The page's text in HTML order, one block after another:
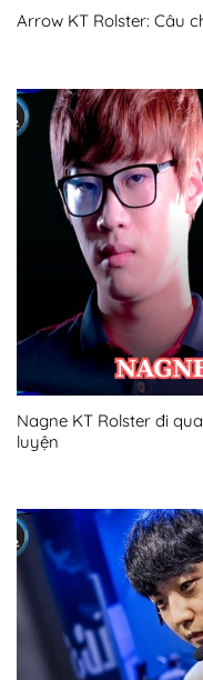
Arrow KT Rolster: Câu
Nagne KT Rolster đi
luyện